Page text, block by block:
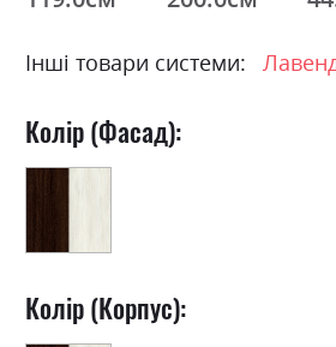
Інші товари системи:
Колір (Фасад):
Колір (Корпус):